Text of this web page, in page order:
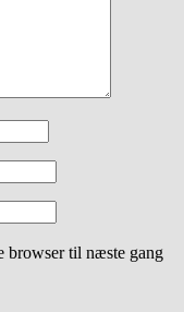
browser til næste gang